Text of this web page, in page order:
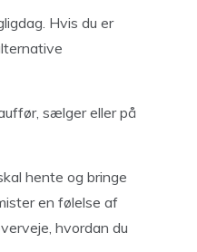
Hvis du er
sælger eller på
hente og bringe
en følelse af
hvordan du